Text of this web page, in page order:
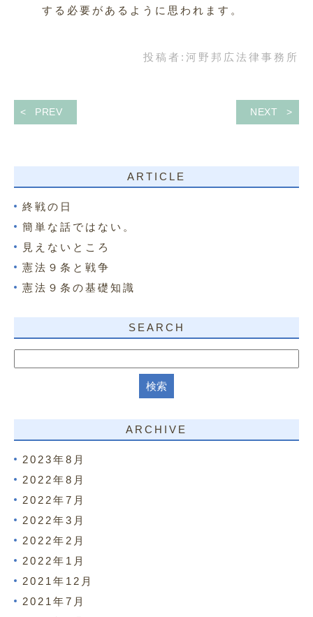
する必要があるように思われます。
投稿者: 河野邦広法律事務所
PREV NEXT
ARTICLE
終戦の日
簡単な話ではない。
見えないところ
憲法９条と戦争
憲法９条の基礎知識
SEARCH
ARCHIVE
2023年8月
2022年8月
2022年7月
2022年3月
2022年2月
2022年1月
2021年12月
2021年7月